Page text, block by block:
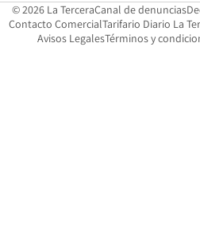
© 2026 La TerceraCanal de denuncias
Contacto ComercialOpens in new
Tarifario Diario La
Avisos LegalesOpens in new
Términos y